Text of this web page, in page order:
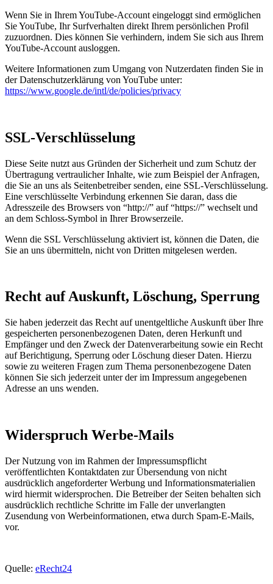
Wenn Sie in Ihrem YouTube-Account eingeloggt sind ermöglichen
Sie YouTube, Ihr Surfverhalten direkt Ihrem persönlichen Profil
zuzuordnen. Dies können Sie verhindern, indem Sie sich aus Ihrem
YouTube-Account ausloggen.
Weitere Informationen zum Umgang von Nutzerdaten finden Sie in
der Datenschutzerklärung von YouTube unter:
https://www.google.de/intl/de/policies/privacy
SSL-Verschlüsselung
Diese Seite nutzt aus Gründen der Sicherheit und zum Schutz der
Übertragung vertraulicher Inhalte, wie zum Beispiel der Anfragen,
die Sie an uns als Seitenbetreiber senden, eine SSL-Verschlüsselung.
Eine verschlüsselte Verbindung erkennen Sie daran, dass die
Adresszeile des Browsers von “http://” auf “https://” wechselt und
an dem Schloss-Symbol in Ihrer Browserzeile.
Wenn die SSL Verschlüsselung aktiviert ist, können die Daten, die
Sie an uns übermitteln, nicht von Dritten mitgelesen werden.
Recht auf Auskunft, Löschung, Sperrung
Sie haben jederzeit das Recht auf unentgeltliche Auskunft über Ihre
gespeicherten personenbezogenen Daten, deren Herkunft und
Empfänger und den Zweck der Datenverarbeitung sowie ein Recht
auf Berichtigung, Sperrung oder Löschung dieser Daten. Hierzu
sowie zu weiteren Fragen zum Thema personenbezogene Daten
können Sie sich jederzeit unter der im Impressum angegebenen
Adresse an uns wenden.
Widerspruch Werbe-Mails
Der Nutzung von im Rahmen der Impressumspflicht
veröffentlichten Kontaktdaten zur Übersendung von nicht
ausdrücklich angeforderter Werbung und Informationsmaterialien
wird hiermit widersprochen. Die Betreiber der Seiten behalten sich
ausdrücklich rechtliche Schritte im Falle der unverlangten
Zusendung von Werbeinformationen, etwa durch Spam-E-Mails,
vor.
Quelle: eRecht24